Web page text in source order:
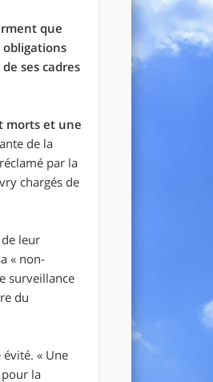
que
obligations
ses cadres
morts et une
de la
réclamé par la
chargés de
leur
« non-
surveillance
du
évité.« Une
la